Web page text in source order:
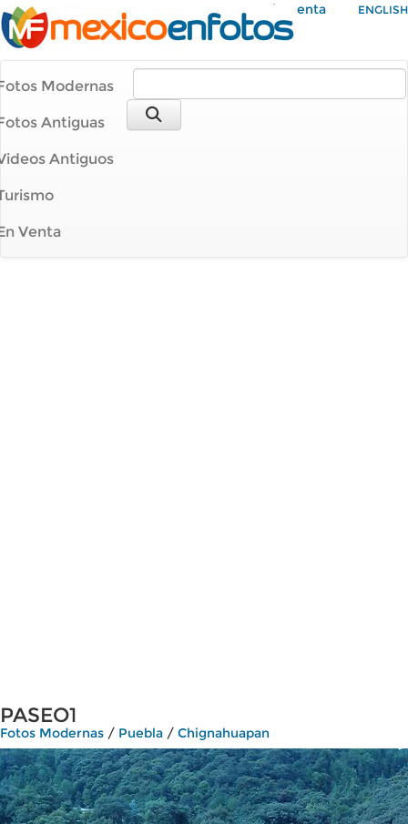
Mi Cuenta ENGLISH
Modernas
Antiguas
Antiguos
Venta
PASEO1
Fotos Modernas / Puebla / Chignahuapan